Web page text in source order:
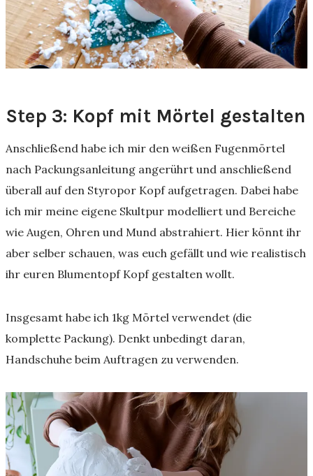
Step 3: Kopf mit Mörtel gestalten
Anschließend habe ich mir den weißen Fugenmörtel
nach Packungsanleitung angerührt und anschließend
überall auf den Styropor Kopf aufgetragen. Dabei habe
ich mir meine eigene Skultpur modelliert und Bereiche
wie Augen, Ohren und Mund abstrahiert. Hier könnt ihr
aber selber schauen, was euch gefällt und wie realistisch
ihr euren Blumentopf Kopf gestalten wollt.
Insgesamt habe ich 1kg Mörtel verwendet (die
komplette Packung). Denkt unbedingt daran,
Handschuhe beim Auftragen zu verwenden.